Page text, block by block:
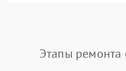
Этапы ремонта